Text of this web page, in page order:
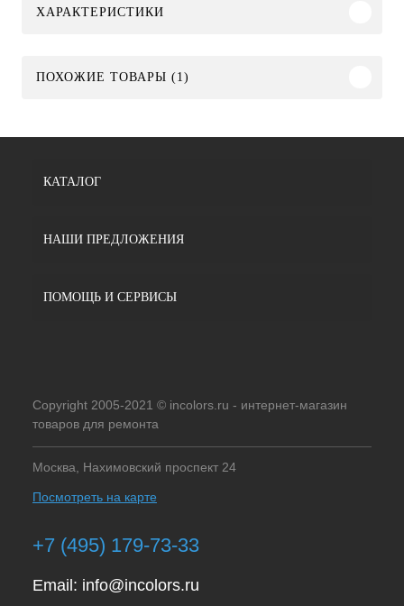
ХАРАКТЕРИСТИКИ
ПОХОЖИЕ ТОВАРЫ (1)
КАТАЛОГ
НАШИ ПРЕДЛОЖЕНИЯ
ПОМОЩЬ И СЕРВИСЫ
Copyright 2005-2021 © incolors.ru - интернет-магазин
товаров для ремонта
Москва, Нахимовский проспект 24
Посмотреть на карте
+7 (495) 179-73-33
Email: info@incolors.ru